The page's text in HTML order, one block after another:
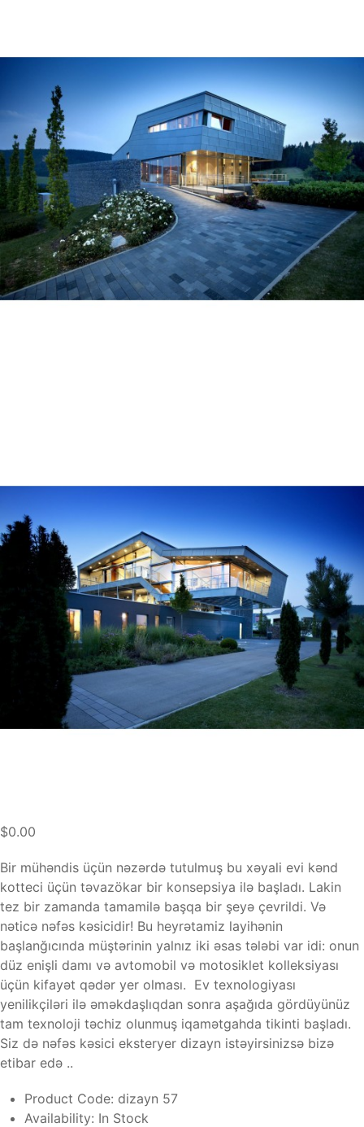
$0.00
Bir mühəndis üçün nəzərdə tutulmuş bu xəyali evi kənd
kotteci üçün təvazökar bir konsepsiya ilə başladı. Lakin
tez bir zamanda tamamilə başqa bir şeyə çevrildi. Və
nəticə nəfəs kəsicidir! Bu heyrətamiz layihənin
başlanğıcında müştərinin yalnız iki əsas tələbi var idi: onun
düz enişli damı və avtomobil və motosiklet kolleksiyası
üçün kifayət qədər yer olması. Ev texnologiyası
yenilikçiləri ilə əməkdaşlıqdan sonra aşağıda gördüyünüz
tam texnoloji təchiz olunmuş iqamətgahda tikinti başladı.
Siz də nəfəs kəsici eksteryer dizayn istəyirsinizsə bizə
etibar edə ..
Product Code: dizayn 57
Availability: In Stock